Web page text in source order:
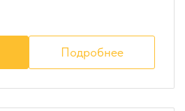
Подробнее